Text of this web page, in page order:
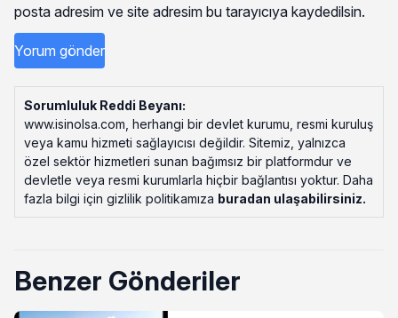
posta adresim ve site adresim bu tarayıcıya kaydedilsin.
Sorumluluk Reddi Beyanı:
www.isinolsa.com, herhangi bir devlet kurumu, resmi kuruluş
veya kamu hizmeti sağlayıcısı değildir. Sitemiz, yalnızca
özel sektör hizmetleri sunan bağımsız bir platformdur ve
devletle veya resmi kurumlarla hiçbir bağlantısı yoktur. Daha
fazla bilgi için gizlilik politikamıza buradan ulaşabilirsiniz.
Benzer Gönderiler